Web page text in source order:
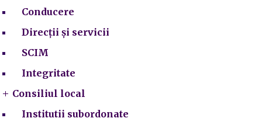
Conducere
Direcții și servicii
SCIM
Integritate
Consiliul local
Institutii subordonate